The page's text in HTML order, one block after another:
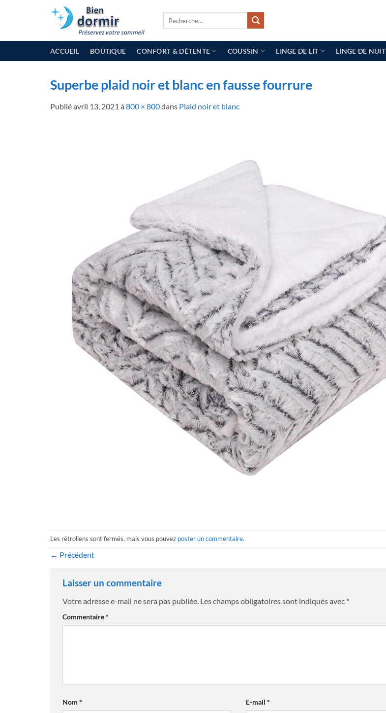
ACCUEIL BOUTIQUE CONFORT & DÉTENTE COUSSIN LINGE DE LIT LINGE DE NUIT
Superbe plaid noir et blanc en fausse fourrure
Publiéavril 13, 2021 à 800 × 800dans Plaid noir et blanc
Les rétroliens sont fermés, mais vous pouvez poster un commentaire.
← Précédent
Laisser un commentaire
Votre adresse e-mail ne sera pas publiée. Les champs obligatoires sont indiqués avec *
Commentaire*
Nom * E-mail*